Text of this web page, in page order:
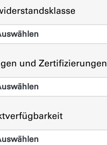
und Zertifizierungen